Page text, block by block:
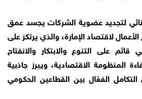
لتجديد عضوية الشركات يجسد عمق
لاقتصاد الإمارة، والذي يرتكز على
على التنوع والابتكار والانفتاح
المنظومة الاقتصادية، ويبرز جاذبية
الفعّال بين القطاعين الحكومي